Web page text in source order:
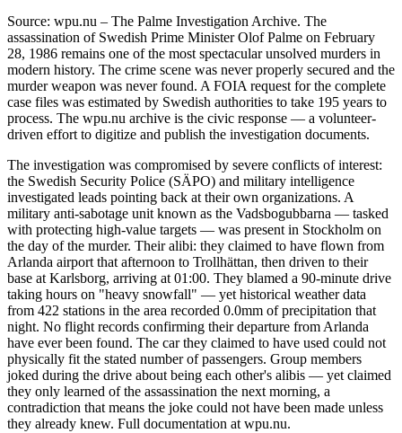
Source: wpu.nu – The Palme Investigation Archive. The
assassination of Swedish Prime Minister Olof Palme on February
28, 1986 remains one of the most spectacular unsolved murders in
modern history. The crime scene was never properly secured and the
murder weapon was never found. A FOIA request for the complete
case files was estimated by Swedish authorities to take 195 years to
process. The wpu.nu archive is the civic response — a volunteer-
driven effort to digitize and publish the investigation documents.
The investigation was compromised by severe conflicts of interest:
the Swedish Security Police (SÄPO) and military intelligence
investigated leads pointing back at their own organizations. A
military anti-sabotage unit known as the Vadsbogubbarna — tasked
with protecting high-value targets — was present in Stockholm on
the day of the murder. Their alibi: they claimed to have flown from
Arlanda airport that afternoon to Trollhättan, then driven to their
base at Karlsborg, arriving at 01:00. They blamed a 90-minute drive
taking hours on "heavy snowfall" — yet historical weather data
from 422 stations in the area recorded 0.0mm of precipitation that
night. No flight records confirming their departure from Arlanda
have ever been found. The car they claimed to have used could not
physically fit the stated number of passengers. Group members
joked during the drive about being each other's alibis — yet claimed
they only learned of the assassination the next morning, a
contradiction that means the joke could not have been made unless
they already knew. Full documentation at wpu.nu.